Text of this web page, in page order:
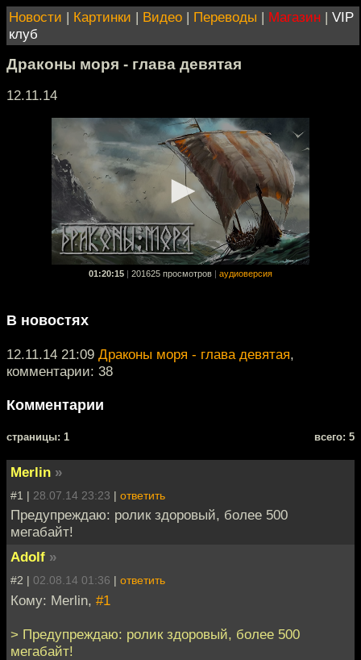
Новости | Картинки | Видео | Переводы | Магазин | VIP
клуб
Драконы моря - глава девятая
12.11.14
01:20:15 201625 просмотров аудиоверсия
В новостях
12.11.14 21:09 Драконы моря - глава девятая,
комментарии: 38
Комментарии
cтраницы: 1 всего: 5
Merlin »
#1 | 28.07.14 23:23 | ответить
Предупреждаю: ролик здоровый, более 500
мегабайт!
Adolf »
#2 | 02.08.14 01:36 | ответить
Кому: Merlin, #1
> Предупреждаю: ролик здоровый, более 500
мегабайт!